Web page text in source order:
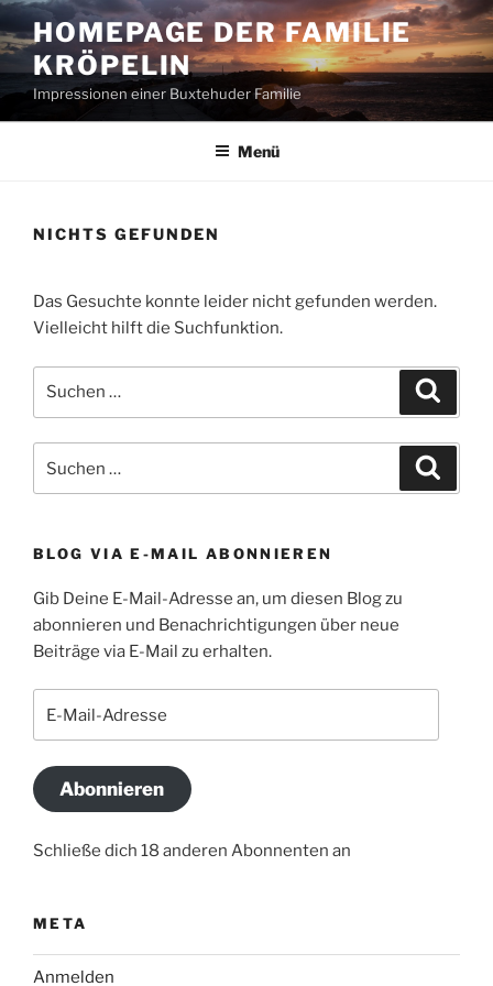
Zum
Inhalt
springen
HOMEPAGE DER FAMILIE
KRÖPELIN
Impressionen einer Buxtehuder Familie
Menü
NICHTS GEFUNDEN
Das Gesuchte konnte leider nicht gefunden werden.
Vielleicht hilft die Suchfunktion.
nach:
nach:
BLOG VIA E-MAIL ABONNIEREN
Gib Deine E-Mail-Adresse an, um diesen Blog zu
abonnieren und Benachrichtigungen über neue
Beiträge via E-Mail zu erhalten.
Mail-
Abonnieren
Schließe dich 18 anderen Abonnenten an
META
Anmelden